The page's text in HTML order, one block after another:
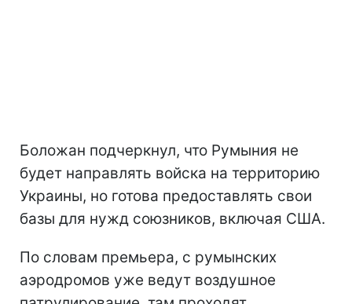
Боложан подчеркнул, что Румыния не
будет направлять войска на территорию
Украины, но готова предоставлять свои
базы для нужд союзников, включая США.
По словам премьера, с румынских
аэродромов уже ведут воздушное